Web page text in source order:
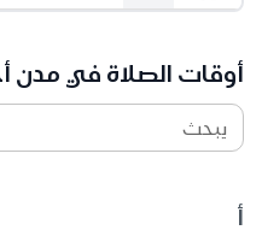
أوقات الصلاة في مدن
يبحث
أ